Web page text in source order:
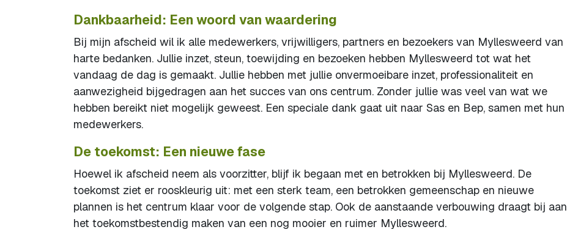
Dankbaarheid: Een woord van waardering
Bij mijn afscheid wil ik alle medewerkers, vrijwilligers, partners en bezoekers van Myllesweerd van
harte bedanken. Jullie inzet, steun, toewijding en bezoeken hebben Myllesweerd tot wat het
vandaag de dag is gemaakt. Jullie hebben met jullie onvermoeibare inzet, professionaliteit en
aanwezigheid bijgedragen aan het succes van ons centrum. Zonder jullie was veel van wat we
hebben bereikt niet mogelijk geweest. Een speciale dank gaat uit naar Sas en Bep, samen met hun
medewerkers.
De toekomst: Een nieuwe fase
Hoewel ik afscheid neem als voorzitter, blijf ik begaan met en betrokken bij Myllesweerd. De
toekomst ziet er rooskleurig uit: met een sterk team, een betrokken gemeenschap en nieuwe
plannen is het centrum klaar voor de volgende stap. Ook de aanstaande verbouwing draagt bij aan
het toekomstbestendig maken van een nog mooier en ruimer Myllesweerd.